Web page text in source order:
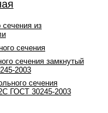
сечения из
сечения
сечения замкнутый
2003
сечения
ГОСТ 30245-2003